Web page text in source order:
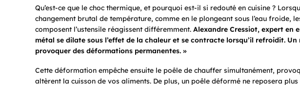
Qu’est-ce que le choc thermique, et pourquoi est-il si redouté en cuisine ?
changement brutal de température, comme en le plongeant sous l’eau froide,
composent l’ustensile réagissent différemment. Alexandre Cressiot, expert en
métal se dilate sous l’effet de la chaleur et se contracte lorsqu’il refroidit.
provoquer des déformations permanentes. »
Cette déformation empêche ensuite le poêle de chauffer simultanément,
altèrent la cuisson de vos aliments. De plus, un poêle déformé ne reposera